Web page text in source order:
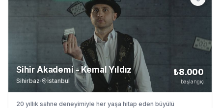
Sihir Akademi - Kemal Yıldız
Sihirbaz· İstanbul
₺8.000
başlangıç
20 yıllık sahne deneyimiyle her yaşa hitap eden büyülü